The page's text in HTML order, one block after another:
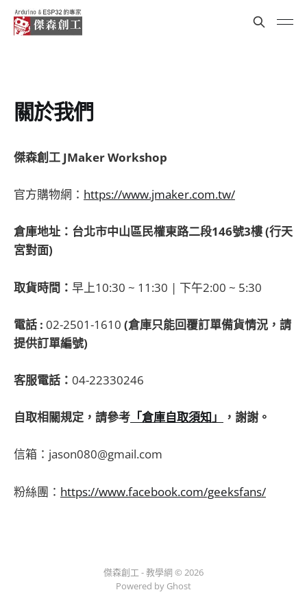
關於我們
傑森創工 JMaker Workshop
官方購物網： https://www.jmaker.com.tw/
倉庫地址：台北市中山區民權東路二段146號3樓 (行天
宮對面)
取貨時間： 早上10:30 ~ 11:30 | 下午2:00 ~ 5:30
電話 : 02-2501-1610 (倉庫只能回覆訂單備貨情況，請
提供訂單編號)
客服電話： 04-22330246
自取相關規定，請參考 「倉庫自取須知」 ，謝謝。
信箱：jason080@gmail.com
粉絲團： https://www.facebook.com/geeksfans/
傑森創工 - 教學網 © 2026
Powered by Ghost